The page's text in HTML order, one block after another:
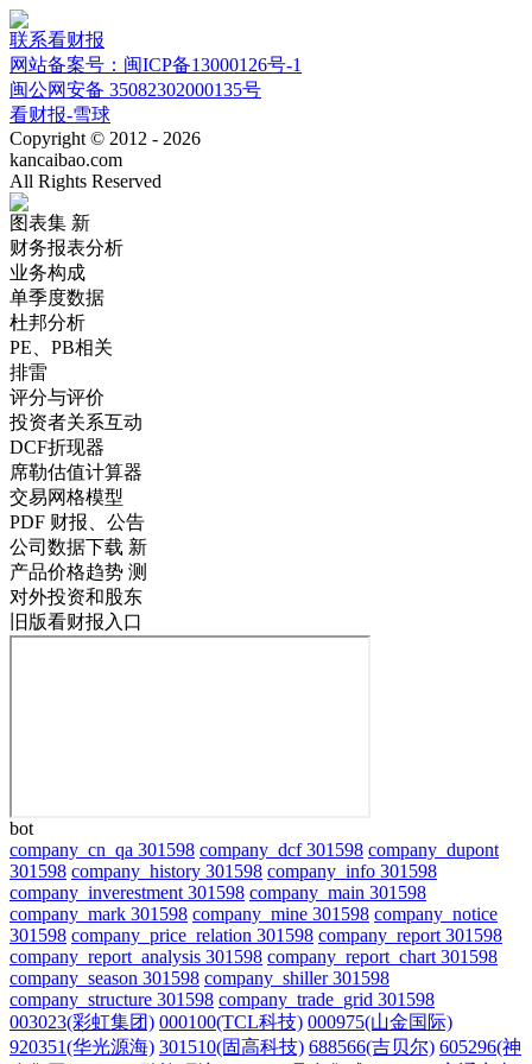
联系看财报
网站备案号：闽ICP备13000126号-1
闽公网安备 35082302000135号
看财报-雪球
Copyright © 2012 - 2026
kancaibao.com
All Rights Reserved
图表集 新
财务报表分析
业务构成
单季度数据
杜邦分析
PE、PB相关
排雷
评分与评价
投资者关系互动
DCF折现器
席勒估值计算器
交易网格模型
PDF 财报、公告
公司数据下载 新
产品价格趋势 测
对外投资和股东
旧版看财报入口
bot
company_cn_qa 301598 company_dcf 301598 company_dupont
301598 company_history 301598 company_info 301598
company_inverestment 301598 company_main 301598
company_mark 301598 company_mine 301598 company_notice
301598 company_price_relation 301598 company_report 301598
company_report_analysis 301598 company_report_chart 301598
company_season 301598 company_shiller 301598
company_structure 301598 company_trade_grid 301598
003023(彩虹集团) 000100(TCL科技) 000975(山金国际)
920351(华光源海) 301510(固高科技) 688566(吉贝尔) 605296(神